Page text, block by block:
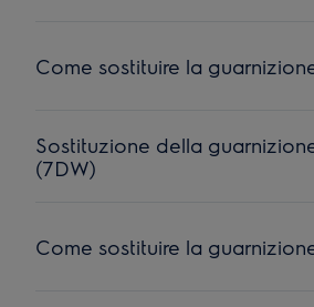
Come sostituire la
Sostituzione della
(7DW)
Come sostituire la